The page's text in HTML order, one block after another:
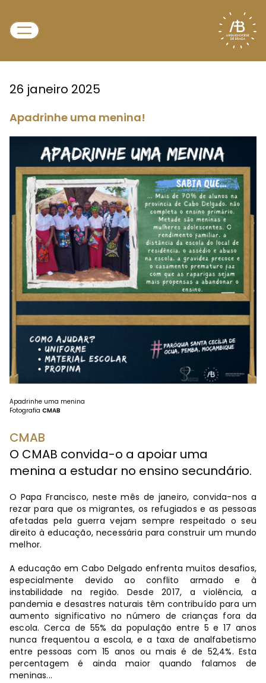
26 janeiro 2025
Apadrinhe uma menina!
Apadrinhe uma menina
Fotografia CMAB
CMAB
O CMAB convida-o a apoiar uma
menina a estudar no ensino secundário.
O Papa Francisco, neste mês de janeiro, convida-nos a
rezar para que os migrantes, os refugiados e as pessoas
afetadas pela guerra vejam sempre respeitado o seu
direito à educação, necessária para construir um mundo
melhor.
A educação em Cabo Delgado enfrenta muitos desafios,
especialmente devido ao conflito armado e à
instabilidade na região. Desde 2017, a violência, a
pandemia e desastres naturais têm contribuído para um
aumento significativo no número de crianças fora da
escola. Cerca de 55% da população entre 5 e 17 anos
nunca frequentou a escola, e a taxa de analfabetismo
entre pessoas com 15 anos ou mais é de 52,4%. Esta
percentagem é ainda maior quando falamos de
meninas...